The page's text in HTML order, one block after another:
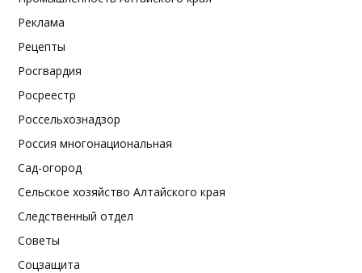
Реклама
Рецепты
Росгвардия
Росреестр
Россельхознадзор
Россия многонациональная
Сад-огород
Сельское хозяйство Алтайского края
Следственный отдел
Советы
Соцзащита